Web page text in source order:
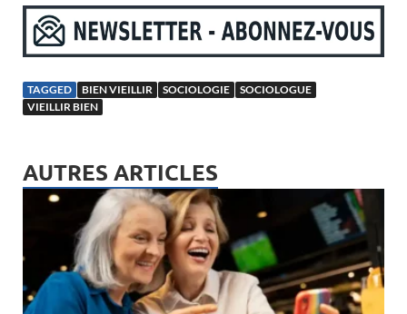
TAGGED BIEN VIEILLIR SOCIOLOGIE
SOCIOLOGUE
VIEILLIR BIEN
AUTRES ARTICLES